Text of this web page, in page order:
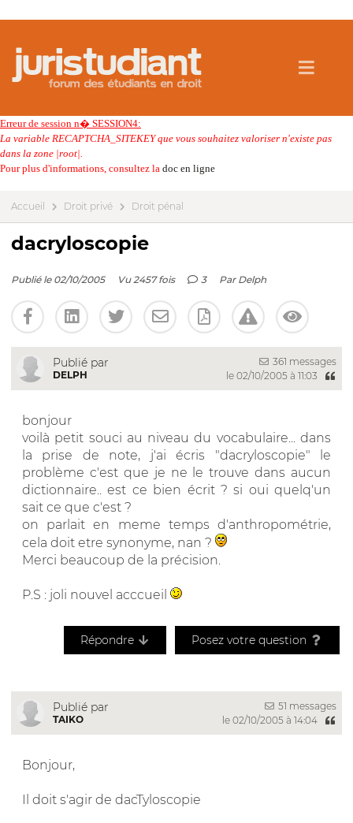
Erreur de session n� SESSION4:
La variable RECAPTCHA_SITEKEY que vous souhaitez valoriser n'existe pas
dans la zone |root|.
Pour plus d'informations, consultez la doc en ligne
Accueil Droit privé Droit pénal
dacryloscopie
Publié le 02/10/2005 Vu 2457 fois 3 Par Delph
Publié par
DELPH
361 messages
le 02/10/2005 à 11:03
bonjour
voilà petit souci au niveau du vocabulaire... dans
la prise de note, j'ai écris "dacryloscopie" le
problème c'est que je ne le trouve dans aucun
dictionnaire.. est ce bien écrit ? si oui quelq'un
sait ce que c'est ?
on parlait en meme temps d'anthropométrie,
cela doit etre synonyme, nan ?
Merci beaucoup de la précision.
P.S : joli nouvel acccueil
Répondre Posez votre question
Publié par
TAIKO
51 messages
le 02/10/2005 à 14:04
Bonjour,
Il doit s'agir de dacTyloscopie